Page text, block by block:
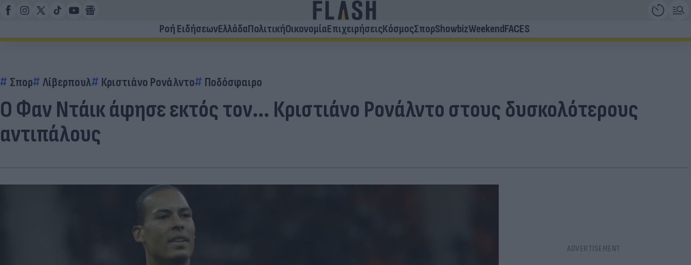
Ροή ΕιδήσεωνΕλλάδαΠολιτικήΟικονομίαΕπιχειρήσειςΚόσμοςΣπορShowbizWeekendFACES
Σπορ Λίβερπουλ Κριστιάνο Ρονάλντο Ποδόσφαιρο
Ο Φαν Ντάικ άφησε εκτός τον... Κριστιάνο Ρονάλντο στους δυσκολότερους
αντιπάλους